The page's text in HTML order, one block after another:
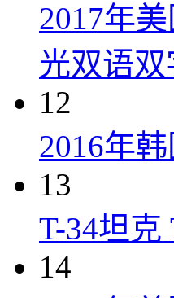
2017年
光双语双
12
2016年
13
T-34坦克
14